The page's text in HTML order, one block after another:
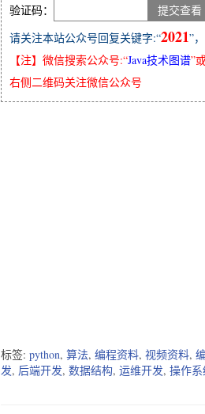
验证码：
请关注本站公众号回复关键字:“2021”
【注】微信搜索公众号:“Java技术图谱”
右侧二维码关注微信公众号
标签: python, 算法, 编程资料, 视频资料,
发, 后端开发, 数据结构, 运维开发, 操作